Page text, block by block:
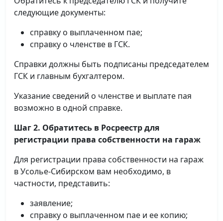
следующие документы:
справку о выплаченном пае;
справку о членстве в ГСК.
Справки должны быть подписаны председателем
ГСК и главным бухгалтером.
Указание сведений о членстве и выплате пая
возможно в одной справке.
Шаг 2. Обратитесь в Росреестр для
регистрации права собственности на гараж
Для регистрации права собственности на гараж
в Усолье-Сибирском вам необходимо, в
частности, представить:
заявление;
справку о выплаченном пае и ее копию;